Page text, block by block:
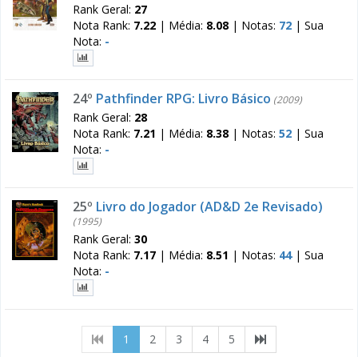
Rank Geral: 27
Nota Rank: 7.22 | Média: 8.08 | Notas: 72 | Sua
Nota: -
24º Pathfinder RPG: Livro Básico (2009)
Rank Geral: 28
Nota Rank: 7.21 | Média: 8.38 | Notas: 52 | Sua
Nota: -
25º Livro do Jogador (AD&D 2e Revisado)
(1995)
Rank Geral: 30
Nota Rank: 7.17 | Média: 8.51 | Notas: 44| Sua
Nota: -
1 (current)
2 3 4 5